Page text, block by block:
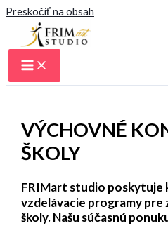
Preskočiť na obsah
VÝCHOVNÉ
ŠKOLY
FRIMart studio poskytuje
vzdelávacie programy pre
školy. Našu súčasnú